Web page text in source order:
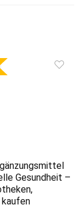
Gesundheit –
kaufen